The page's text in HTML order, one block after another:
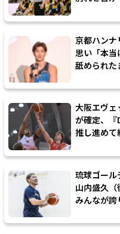
京都ハンナ
思い「本
舐められた
大阪エヴ
が確定、『
推し進めて
琉球ゴール
山内盛久
みんなが誇